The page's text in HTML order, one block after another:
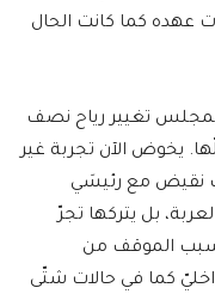
عهده كما كانت الحال
تغيير رياح نصف
يخوض الآن تجربة غير
نقيض مع رئيسَي
بل يتركها تجرّ
الموقف من
كما في حالات شتّى